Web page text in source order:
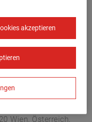
Wien, Österreich,
akzeptieren